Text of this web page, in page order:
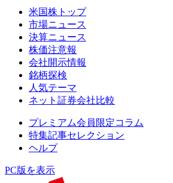
米国株トップ
市場ニュース
決算ニュース
株価注意報
会社開示情報
銘柄探検
人気テーマ
ネット証券会社比較
プレミアム会員限定コラム
特集記事セレクション
ヘルプ
PC版を表示